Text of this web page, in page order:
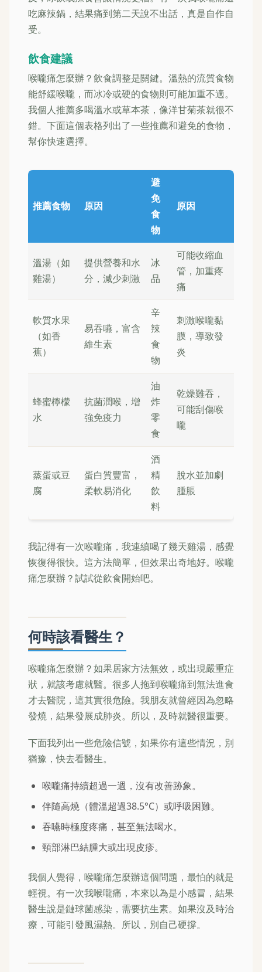
吃麻辣鍋，結果痛到第二天說不出話，真是自作自
受。
飲食建議
喉嚨痛怎麼辦？飲食調整是關鍵。溫熱的流質食物
能舒緩喉嚨，而冰冷或硬的食物則可能加重不適。
我個人推薦多喝溫水或草本茶，像洋甘菊茶就很不
錯。下面這個表格列出了一些推薦和避免的食物，
幫你快速選擇。
推薦食物 原因
避
免
食
物
原因
溫湯（如
雞湯）
提供營養和水
分，減少刺激
冰
品
可能收縮血
管，加重疼
痛
軟質水果
（如香
蕉）
易吞嚥，富含
維生素
辛
辣
食
物
刺激喉嚨黏
膜，導致發
炎
蜂蜜檸檬
水
抗菌潤喉，增
強免疫力
油
炸
零
食
乾燥難吞，
可能刮傷喉
嚨
蒸蛋或豆
腐
蛋白質豐富，
柔軟易消化
酒
精
飲
料
脫水並加劇
腫脹
我記得有一次喉嚨痛，我連續喝了幾天雞湯，感覺
恢復得很快。這方法簡單，但效果出奇地好。喉嚨
痛怎麼辦？試試從飲食開始吧。
何時該看醫生？
喉嚨痛怎麼辦？如果居家方法無效，或出現嚴重症
狀，就該考慮就醫。很多人拖到喉嚨痛到無法進食
才去醫院，這其實很危險。我朋友就曾經因為忽略
發燒，結果發展成肺炎。所以，及時就醫很重要。
下面我列出一些危險信號，如果你有這些情況，別
猶豫，快去看醫生。
喉嚨痛持續超過一週，沒有改善跡象。
伴隨高燒（體溫超過38.5°C）或呼吸困難。
吞嚥時極度疼痛，甚至無法喝水。
頸部淋巴結腫大或出現皮疹。
我個人覺得，喉嚨痛怎麼辦這個問題，最怕的就是
輕視。有一次我喉嚨痛，本來以為是小感冒，結果
醫生說是鏈球菌感染，需要抗生素。如果沒及時治
療，可能引發風濕熱。所以，別自己硬撐。